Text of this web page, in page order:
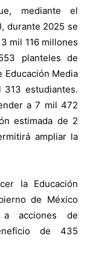
mediante el
durante 2025 se
mil 116 millones
planteles de
Educación Media
estudiantes.
a 7 mil 472
estimada de 2
ampliar la
la Educación
de México
acciones de
de 435